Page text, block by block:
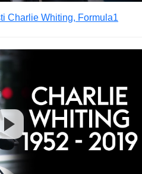
Charlie Whiting, Formula1